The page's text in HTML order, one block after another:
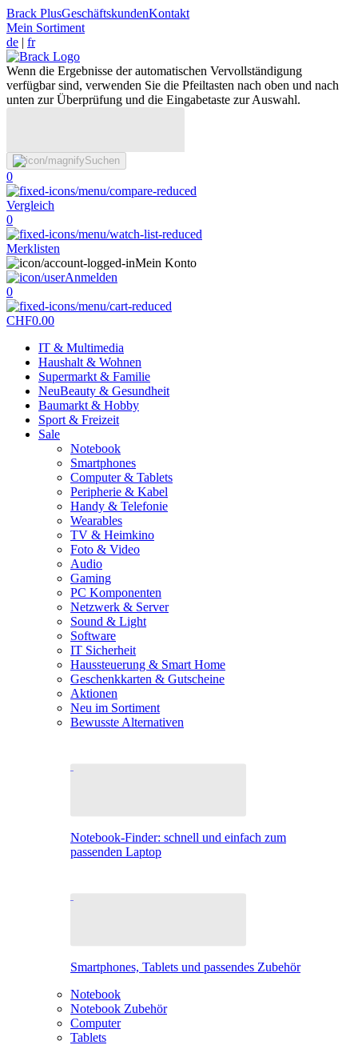
Brack PlusGeschäftskundenKontakt
Mein Sortiment
de | fr
Wenn die Ergebnisse der automatischen Vervollständigung
verfügbar sind, verwenden Sie die Pfeiltasten nach oben und nach
unten zur Überprüfung und die Eingabetaste zur Auswahl.
Suchen
0
Vergleich
0
Merklisten
Mein Konto
Anmelden
0
CHF0.00
IT & Multimedia
Haushalt & Wohnen
Supermarkt & Familie
NeuBeauty & Gesundheit
Baumarkt & Hobby
Sport & Freizeit
Sale
Notebook
Smartphones
Computer & Tablets
Peripherie & Kabel
Handy & Telefonie
Wearables
TV & Heimkino
Foto & Video
Audio
Gaming
PC Komponenten
Netzwerk & Server
Sound & Light
Software
IT Sicherheit
Haussteuerung & Smart Home
Geschenkkarten & Gutscheine
Aktionen
Neu im Sortiment
Bewusste Alternativen
Notebook-Finder: schnell und einfach zum
passenden Laptop
Smartphones, Tablets und passendes Zubehör
Notebook
Notebook Zubehör
Computer
Tablets